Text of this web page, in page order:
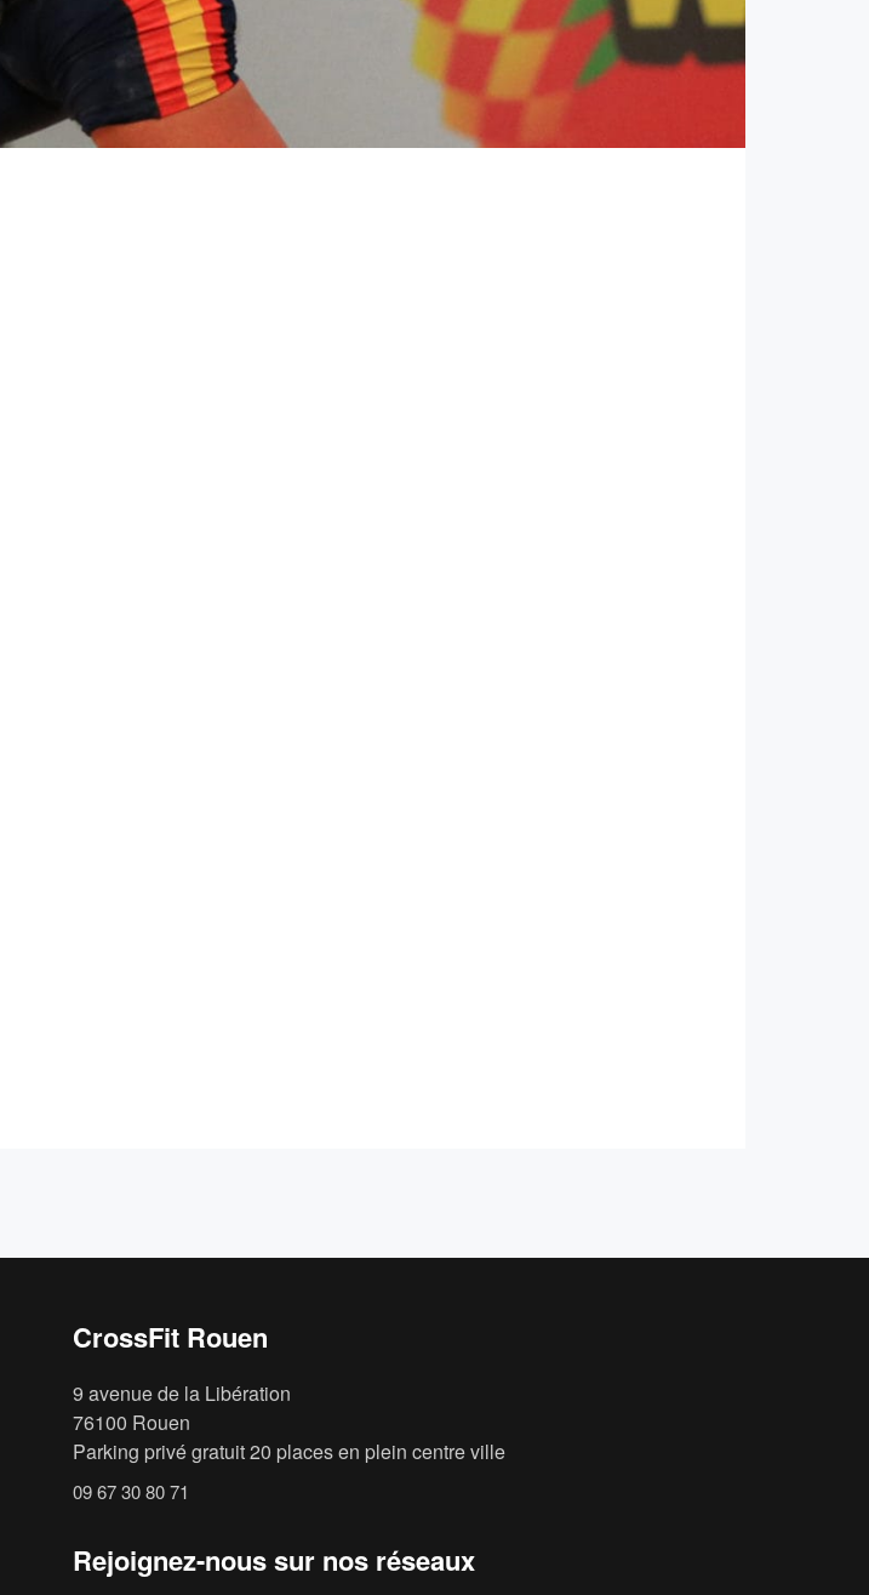
CrossFit Rouen
9 avenue de la Libération
76100 Rouen
Parking privé gratuit 20 places en plein centre ville
09 67 30 80 71
Rejoignez-nous sur nos réseaux